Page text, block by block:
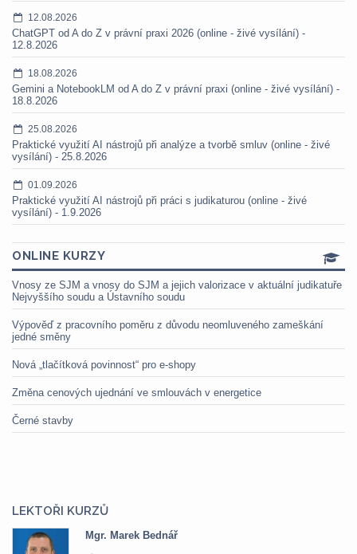
12.08.2026
ChatGPT od A do Z v právní praxi 2026 (online - živé vysílání) -
12.8.2026
18.08.2026
Gemini a NotebookLM od A do Z v právní praxi (online - živé vysílání) -
18.8.2026
25.08.2026
Praktické využití AI nástrojů při analýze a tvorbě smluv (online - živé
vysílání) - 25.8.2026
01.09.2026
Praktické využití AI nástrojů při práci s judikaturou (online - živé
vysílání) - 1.9.2026
ONLINE KURZY
Vnosy ze SJM a vnosy do SJM a jejich valorizace v aktuální judikatuře
Nejvyššího soudu a Ústavního soudu
Výpověď z pracovního poměru z důvodu neomluveného zameškání
jedné směny
Nová „tlačítková povinnost“ pro e-shopy
Změna cenových ujednání ve smlouvách v energetice
Černé stavby
LEKTOŘI KURZŮ
Mgr. Marek Bednář